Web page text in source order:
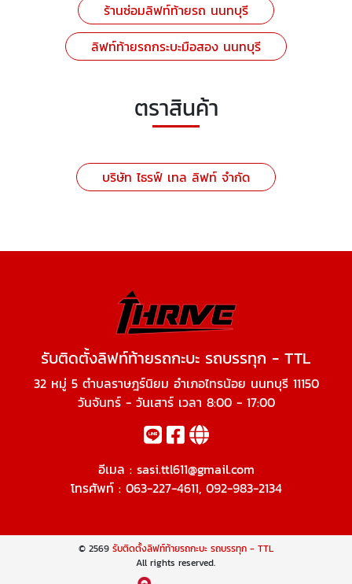
ร้านซ่อมลิฟท์ท้ายรถ นนทบุรี
ลิฟท์ท้ายรถกระบะมือสอง นนทบุรี
ตราสินค้า
บริษัท ไธรฟ์ เทล ลิฟท์ จำกัด
รับติดตั้งลิฟท์ท้ายรถกะบะ รถบรรทุก - TTL
32 หมู่ 5 ตำบลราษฎร์นิยม อำเภอไทรน้อย นนทบุรี 11150
วันจันทร์ - วันเสาร์ เวลา 8:00 - 17:00
อีเมล : sasi.ttl611@gmail.com
โทรศัพท์ : 063-227-4611, 092-983-2134
© 2569 รับติดตั้งลิฟท์ท้ายรถกะบะ รถบรรทุก - TTL
All rights reserved.